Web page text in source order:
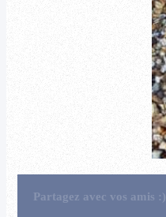
Partagez avec vos amis :)